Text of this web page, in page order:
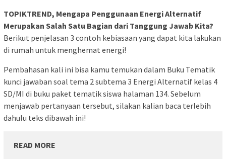
TOPIKTREND, Mengapa Penggunaan Energi Alternatif
Merupakan Salah Satu Bagian dari Tanggung Jawab Kita?
Berikut penjelasan 3 contoh kebiasaan yang dapat kita lakukan
di rumah untuk menghemat energi!
Pembahasan kali ini bisa kamu temukan dalam Buku Tematik
kunci jawaban soal tema 2 subtema 3 Energi Alternatif kelas 4
SD/MI di buku paket tematik siswa halaman 134. Sebelum
menjawab pertanyaan tersebut, silakan kalian baca terlebih
dahulu teks dibawah ini!
READ MORE